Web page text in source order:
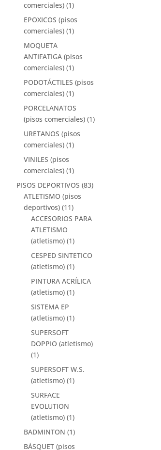
comerciales) (1)
EPOXICOS (pisos
comerciales) (1)
MOQUETA
ANTIFATIGA (pisos
comerciales) (1)
PODOTÁCTILES (pisos
comerciales) (1)
PORCELANATOS
(pisos comerciales) (1)
URETANOS (pisos
comerciales) (1)
VINILES (pisos
comerciales) (1)
PISOS DEPORTIVOS (83)
ATLETISMO (pisos
deportivos) (11)
ACCESORIOS PARA
ATLETISMO
(atletismo) (1)
CESPED SINTETICO
(atletismo) (1)
PINTURA ACRÍLICA
(atletismo) (1)
SISTEMA EP
(atletismo) (1)
SUPERSOFT
DOPPIO (atletismo)
(1)
SUPERSOFT W.S.
(atletismo) (1)
SURFACE
EVOLUTION
(atletismo) (1)
BADMINTON (1)
BÁSQUET (pisos